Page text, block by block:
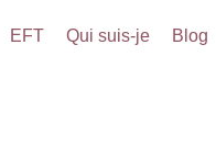
EFT Qui suis-je Blog